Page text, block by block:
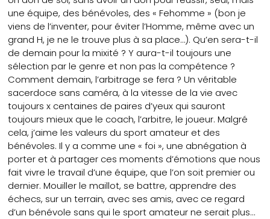
une équipe, des bénévoles, des « Fehomme » (bon je
viens de l’inventer, pour éviter l’Homme, même avec un
grand H, je ne le trouve plus à sa place…). Qu’en sera-t-il
de demain pour la mixité ? Y aura-t-il toujours une
sélection par le genre et non pas la compétence ?
Comment demain, l’arbitrage se fera ? Un véritable
sacerdoce sans caméra, à la vitesse de la vie avec
toujours x centaines de paires d’yeux qui sauront
toujours mieux que le coach, l’arbitre, le joueur. Malgré
cela, j’aime les valeurs du sport amateur et des
bénévoles. Il y a comme une « foi », une abnégation à
porter et à partager ces moments d’émotions que nous
fait vivre le travail d’une équipe, que l’on soit premier ou
dernier. Mouiller le maillot, se battre, apprendre des
échecs, sur un terrain, avec ses amis, avec ce regard
d’un bénévole sans qui le sport amateur ne serait plus…